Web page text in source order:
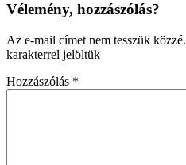
Vélemény, hozzászólás?
Az e-mail címet nem tesszük közzé.
karakterrel jelöltük
Hozzászólás *